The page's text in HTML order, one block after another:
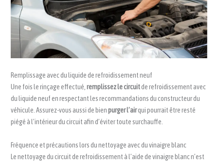
Remplissage avec du liquide de refroidissement neuf
Une fois le rinçage effectué,remplissez le circuitde refroidissement avec
du liquide neuf en respectant les recommandations du constructeur du
véhicule. Assurez-vous aussi de bienpurger l’airqui pourrait être resté
piégé à l’intérieur du circuit afin d’éviter toute surchauffe.
Fréquence et précautions lors du nettoyage avec du vinaigre blanc
Le nettoyage du circuit de refroidissement à l’aide de vinaigre blanc n’est